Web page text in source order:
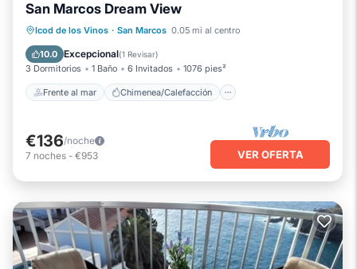
San Marcos Dream View
Icod de los Vinos · San Marcos 0.05 mi al centro
10.0 Excepcional(1 Revisar)
3 Dormitorios 1 Baño 6 Invitados 1076 pies²
Frente al mar Chimenea/Calefacción
Frente al mar
Chimenea/Calefacción
Vista al mar
€136/noche
7 noches - €953 VER OFERTA